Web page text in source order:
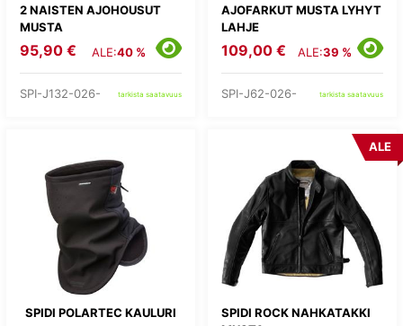
2 NAISTEN AJOHOUSUT
MUSTA
95,90 € ALE:40 %
SPI-J132-026- tarkista saatavuus
AJOFARKUT MUSTA LYHYT
LAHJE
109,00 € ALE:39 %
SPI-J62-026- tarkista saatavuus
SPIDI POLARTEC KAULURI
SPIDI ROCK NAHKATAKKI
ALE